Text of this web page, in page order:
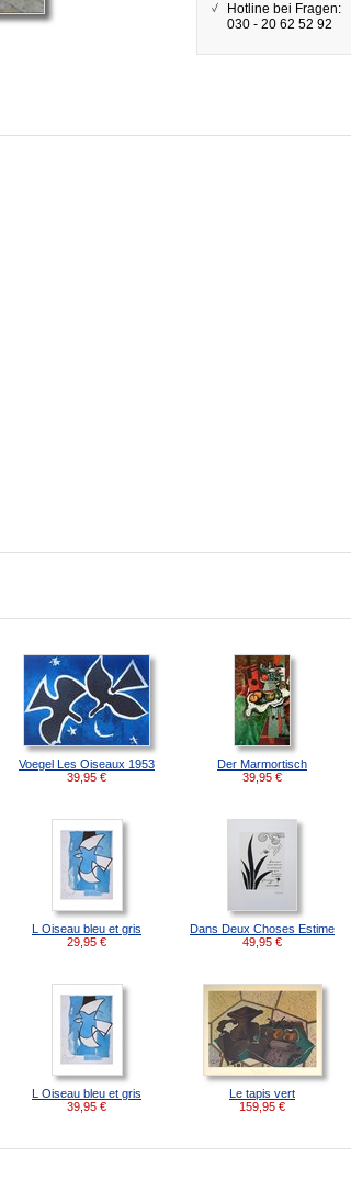
Hotline bei Fragen:
030 - 20 62 52 92
Voegel Les Oiseaux 1953
39,95 €
Der Marmortisch
39,95 €
L Oiseau bleu et gris
29,95 €
Dans Deux Choses Estime
49,95 €
L Oiseau bleu et gris
39,95 €
Le tapis vert
159,95 €